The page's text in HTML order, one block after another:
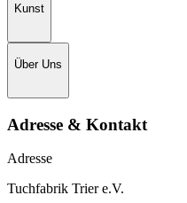
Kunst
Über Uns
Adresse & Kontakt
Adresse
Tuchfabrik Trier e.V.